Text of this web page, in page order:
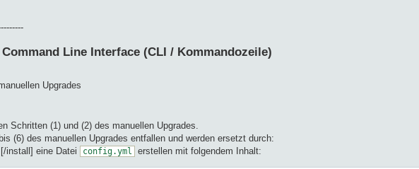
Line Interface (CLI / Kommandozeile)
Upgrades
Schritten (1) und (2) des manuellen Upgrades.
(6) des manuellen Upgrades entfallen und werden ersetzt durch:
install] eine Datei
config.yml erstellen mit folgendem Inhalt: